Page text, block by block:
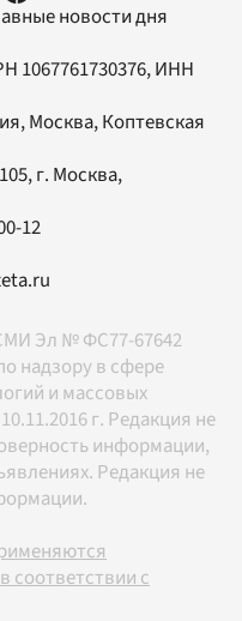
новости дня
1067761730376, ИНН
Москва, Коптевская
, г. Москва,
12
Эл № ФС77-67642
надзору в сфере
и массовых
г. Редакция не
информации,
Редакция не
соответствии с